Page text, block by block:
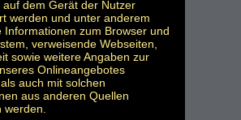
auf dem Gerät der Nutzer
werden und unter anderem
Informationen zum Browser und
verweisende Webseiten,
sowie weitere Angaben zur
Onlineangebotes
auch mit solchen
aus anderen Quellen